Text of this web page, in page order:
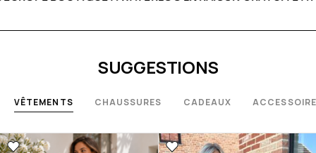
SUGGESTIONS
VÊTEMENTS CHAUSSURES CADEAUX